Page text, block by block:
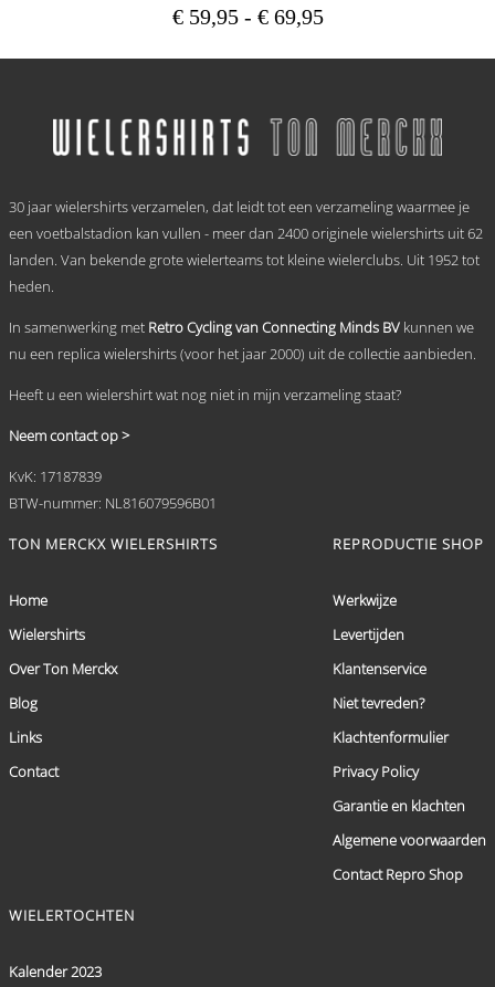
€59,95 - €69,95Prijsklasse:
tot
variaties.
Deze
gekozen
worden
de
30 jaar wielershirts verzamelen, dat leidt tot een verzameling waarmee je
een voetbalstadion kan vullen - meer dan 2400 originele wielershirts uit 62
landen. Van bekende grote wielerteams tot kleine wielerclubs. Uit 1952 tot
heden.
In samenwerking met Retro Cycling van Connecting Minds BV kunnen we
nu een replica wielershirts (voor het jaar 2000) uit de collectie aanbieden.
Heeft u een wielershirt wat nog niet in mijn verzameling staat?
Neem contact op >
KvK: 17187839
BTW-nummer: NL816079596B01
TON MERCKX WIELERSHIRTS
Home
Wielershirts
Over Ton Merckx
Blog
Links
Contact
REPRODUCTIE SHOP
Werkwijze
Levertijden
Klantenservice
Niet tevreden?
Klachtenformulier
Privacy Policy
Garantie en klachten
Algemene voorwaarden
Contact Repro Shop
WIELERTOCHTEN
Kalender 2023